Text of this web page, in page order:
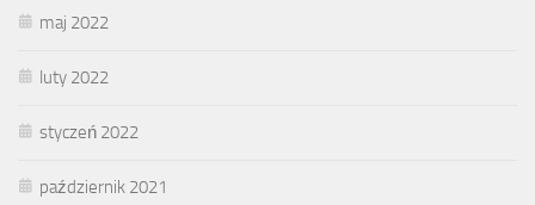
maj 2022
luty 2022
styczeń 2022
październik 2021